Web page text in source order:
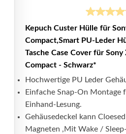
Kepuch Custer Hülle für
Compact,Smart PU-Leder
Tasche Case Cover für
Compact - Schwarz*
Hochwertige PU Leder
Einfache Snap-On Montage
Einhand-Lesung.
Gehäusedeckel kann
Magneten ,Mit Wake /